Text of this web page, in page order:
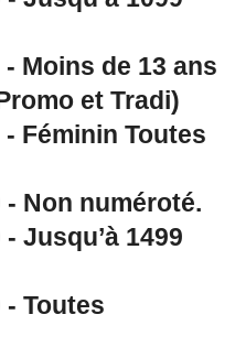
Moins de 13 ans
et Tradi)
- Féminin Toutes
- Non numéroté.
Jusqu’à 1499
- Toutes